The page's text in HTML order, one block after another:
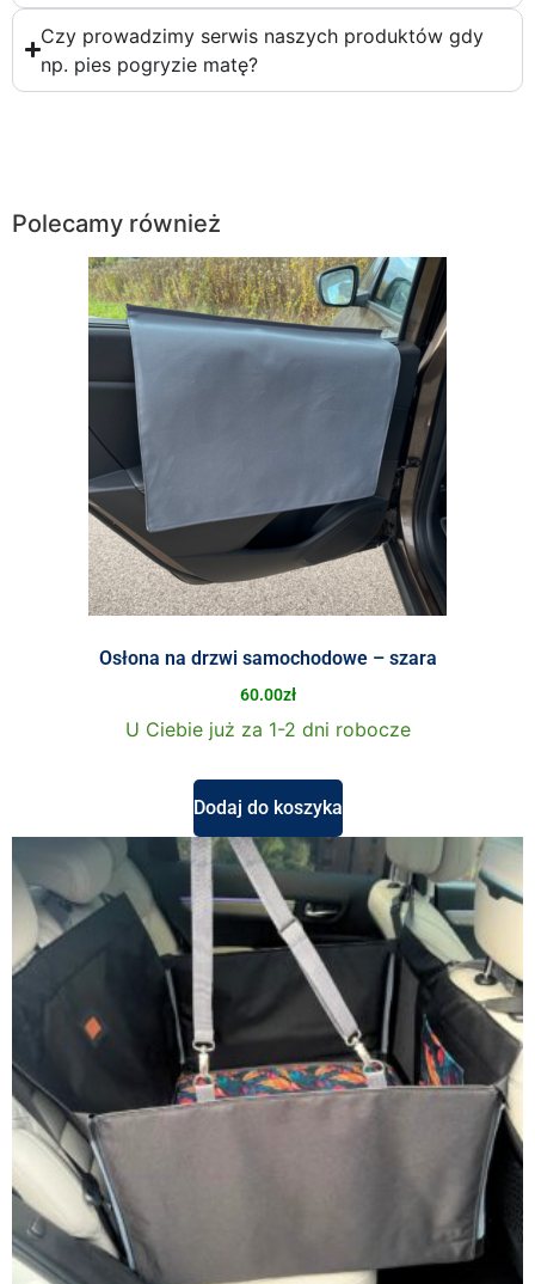
Czy prowadzimy serwis naszych produktów gdy
np. pies pogryzie matę?
Polecamy również
Osłona na drzwi samochodowe – szara
60.00zł
U Ciebie już za 1-2 dni robocze
Dodaj do koszyka